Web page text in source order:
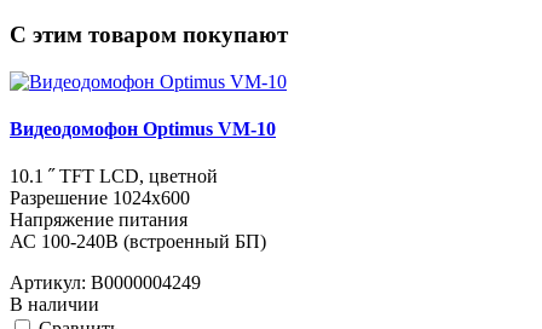
C этим товаром покупают
Видеодомофон Optimus VM-10
10.1 ˝ TFT LCD, цветной
Разрешение 1024x600
Напряжение питания
АС 100-240В (встроенный БП)
Артикул: В0000004249
В наличии